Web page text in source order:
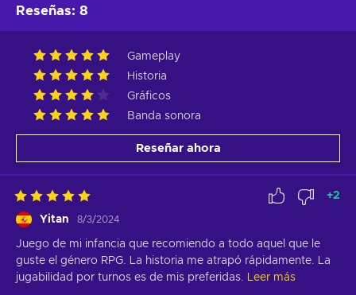
Reseñas: 8
Gameplay
Historia
Gráficos
Banda sonora
Reseñar ahora
Yitan 8/3/2024
+2
Juego de mi infancia que recomiendo a todo aquel que le
guste el género RPG. La historia me atrapó rápidamente. La
jugabilidad por turnos es de mis preferidas.
Leer más